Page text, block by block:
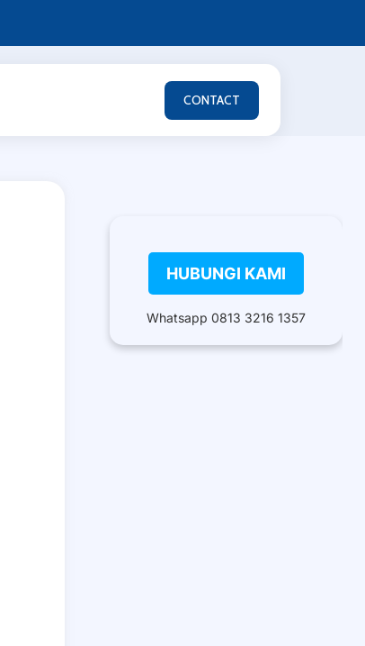
CONTACT
HUBUNGI KAMI
Whatsapp 0813 3216 1357